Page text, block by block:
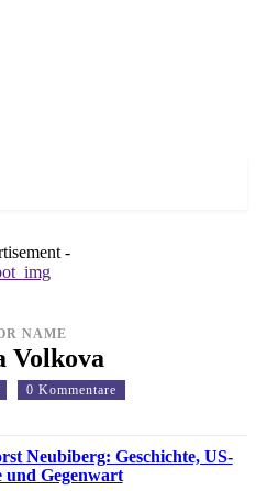
-
NAME
Volkova
0 Kommentare
Neubiberg: Geschichte, US-
und Gegenwart